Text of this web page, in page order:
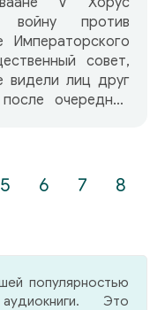
войну против
совет,
видели лиц друг
очередной
целую
достичь цели
в Империуме
5 6 7
8
популярностью
Это